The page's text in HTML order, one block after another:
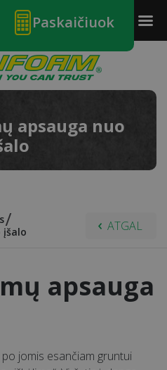
Paskaičiuok
apsauga nuo
įšalo
ATGAL
apsauga
jomis esančiam gruntui